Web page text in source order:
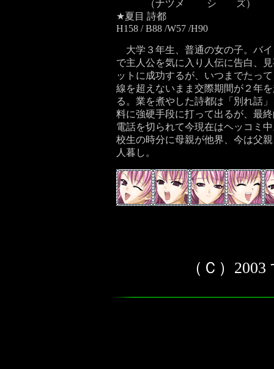
（ナツメ シ ズ）
★夏目 詩都
H158 / B88 /W57 /H90
大学３年生、普通の女の子。バ
で主人公を気に入り人伝に告白、
ットに成功するが、いつまでたっ
線を超えないまま交際期間が２年
る。業を煮やした詩都は「別れ話
料に強硬手段に打って出るが、最
電話を切られて今現在はヘッコミ
校生の時分に母親が他界、今は父
人暮し。
（Ｃ）